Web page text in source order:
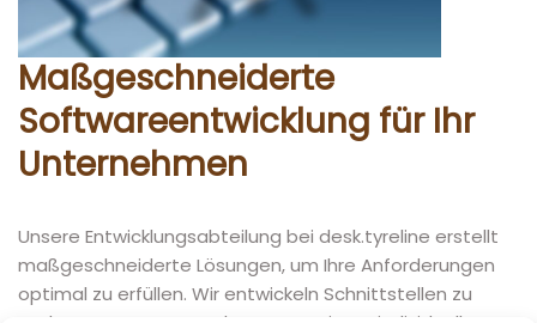
Maßgeschneiderte
Softwareentwicklung für Ihr
Unternehmen
Unsere Entwicklungsabteilung bei desk.tyreline erstellt
maßgeschneiderte Lösungen, um Ihre Anforderungen
optimal zu erfüllen. Wir entwickeln Schnittstellen zu